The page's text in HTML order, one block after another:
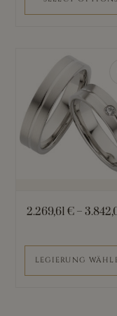
2.269,61 € –
LEGIERUNG
Produkt
weist
mehrere
Varianten
auf.
können
Produktseite
gewählt